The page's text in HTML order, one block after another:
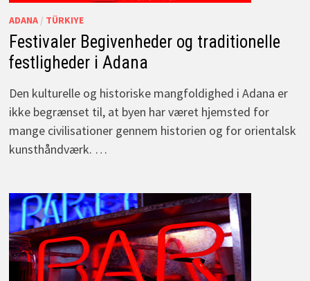
ADANA/ TÜRKIYE
Festivaler Begivenheder og traditionelle
festligheder i Adana
Den kulturelle og historiske mangfoldighed i Adana er
ikke begrænset til, at byen har været hjemsted for
mange civilisationer gennem historien og for orientalsk
kunsthåndværk. …